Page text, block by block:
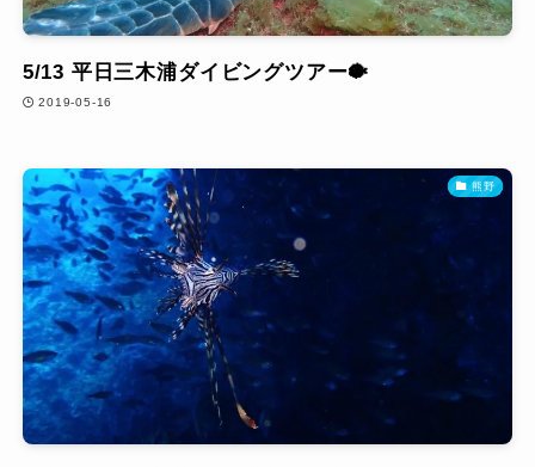
5/13 平日三木浦ダイビングツアー🐡
2019-05-16
熊野